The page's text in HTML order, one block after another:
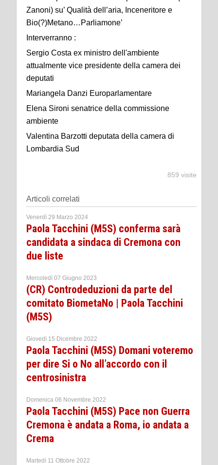
Zanoni) su’ Qualità dell’aria, Inceneritore e
Bio(?)Metano…Parliamone’
Interverranno :
Sergio Costa ex ministro dell'ambiente
attualmente vice presidente della camera dei
deputati
Mariangela Danzi Europarlamentare
Elena Sironi senatrice della commissione
ambiente
Valentina Barzotti deputata della camera di
Lombardia Sud
859 visite
Articoli correlati
Venerdì 29 Marzo 2024
Paola Tacchini (M5S) conferma sarà
candidata a sindaca di Cremona con
due liste
Mercoledì 07 Giugno 2023
(CR) Controdeduzioni da parte del
comitato BiometaNo | Paola Tacchini
(M5S)
Giovedì 15 Dicembre 2022
Paola Tacchini (M5S) Domani voteremo
per dire Si o No all’accordo con il
centrosinistra
Domenica 06 Novembre 2022
Paola Tacchini (M5S) Pace non Guerra
Cremona è andata a Roma, io andata a
Crema
Martedì 11 Ottobre 2022